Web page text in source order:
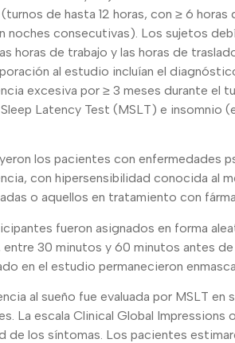
de hasta 12 horas, con ≥ 6 horas
noches consecutivas). Los sujetos
horas de trabajo y las horas de
al estudio incluían el
excesiva por ≥ 3 meses durante el
Latency Test (MSLT) e insomnio
los pacientes con enfermedades
con hipersensibilidad conocida al
o aquellos en tratamiento con
fueron asignados en forma
entre 30 minutos y 60 minutos antes
en el estudio permanecieron
al sueño fue evaluada por MSLT
La escala Clinical Global Impressions
de los síntomas. Los pacientes